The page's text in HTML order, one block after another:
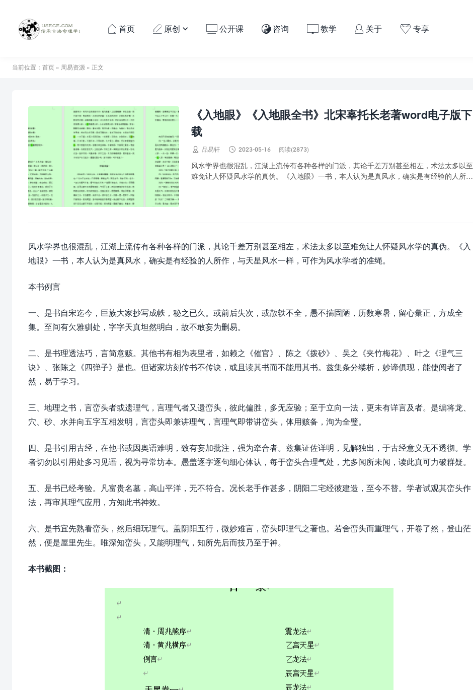
 首页  原创  公开课  咨询 教学  关于  专享
当前位置： 首页 » 周易资源 » 正文
《入地眼》《入地眼全书》北宋辜托长老著word电子版下
载
 品易轩  2023-05-16 阅读(2873)
风水学界也很混乱，江湖上流传有各种各样的门派，其论千差万别甚至相左，术法太多以至
难免让人怀疑风水学的真伪。《入地眼》一书，本人认为是真风水，确实是有经验的人所
风水学界也很混乱，江湖上流传有各种各样的门派，其论千差万别甚至相左，术法太多以至难免让人怀疑风水学的真伪。《入
地眼》一书，本人认为是真风水，确实是有经验的人所作，与天星风水一样，可作为风水学者的准绳。
本书例言
一、是书自宋迄今，巨族大家抄写成帙，秘之已久。或前后失次，或散轶不全，愚不揣固陋，历数寒暑，留心彙正，方成全
集。至间有欠雅驯处，字字天真坦然明白，故不敢妄为删易。
二、是书理透法巧，言简意赅。其他书有相为表里者，如赖之《催官》、陈之《拨砂》、吴之《夹竹梅花》、叶之《理气三
诀》、张陈之《四弹子》是也。但诸家坊刻传书不传诀，或且读其书而不能用其书。兹集条分缕析，妙谛俱现，能使阅者了
然，易于学习。
三、地理之书，言峦头者或遗理气，言理气者又遗峦头，彼此偏胜，多无应验；至于立向一法，更未有详言及者。是编将龙、
穴、砂、水并向五字互相发明，言峦头即兼讲理气，言理气即带讲峦头，体用赅备，洵为全璧。
四、是书引用古经，在他书或因奥语难明，致有妄加批注，强为牵合者。兹集证佐详明，见解独出，于古经意义无不透彻。学
者切勿以引用处多习见语，视为寻常坊本。愚盖逐字逐句细心体认，每于峦头合理气处，尤多闻所未闻，读此真可力破群疑。
五、是书已经考验。凡富贵名墓，高山平洋，无不符合。况长老手作甚多，阴阳二宅经彼建造，至今不替。学者试观其峦头作
法，再审其理气应用，方知此书神效。
六、是书宜先熟看峦头，然后细玩理气。盖阴阳五行，微妙难言，峦头即理气之著也。若舍峦头而重理气，开卷了然，登山茫
然，便是屋里先生。唯深知峦头，又能明理气，知所先后而技乃至于神。
本书截图：